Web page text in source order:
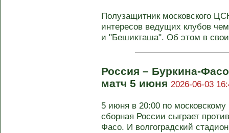
Полузащитник московского
интересов ведущих клубов
и "Бешикташа". Об этом в
Россия – Буркина-
матч 5 июня 2026-06-03
5 июня в 20:00 по
сборная России сыграет
Фасо. И волгоградский